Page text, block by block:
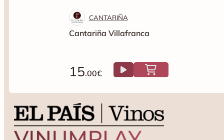
CANTARIÑA
Cantariña Villafranca
15.00€